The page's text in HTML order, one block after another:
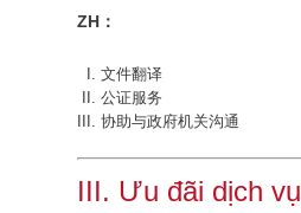
ZH：
文件翻译
公证服务
协助与政府机关沟通
III. Ưu đãi dịch vụ